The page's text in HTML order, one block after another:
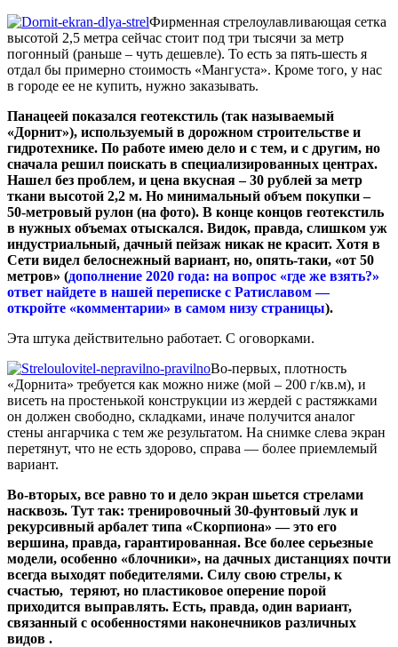
Фирменная стрелоулавливающая сетка
высотой 2,5 метра сейчас стоит под три тысячи за метр
погонный (раньше – чуть дешевле). То есть за пять-шесть я
отдал бы примерно стоимость «Мангуста». Кроме того, у нас
в городе ее не купить, нужно заказывать.
Панацеей показался геотекстиль (так называемый
«Дорнит»), используемый в дорожном строительстве и
гидротехнике. По работе имею дело и с тем, и с другим, но
сначала решил поискать в специализированных центрах.
Нашел без проблем, и цена вкусная – 30 рублей за метр
ткани высотой 2,2 м. Но минимальный объем покупки –
50-метровый рулон (на фото). В конце концов геотекстиль
в нужных объемах отыскался. Видок, правда, слишком уж
индустриальный, дачный пейзаж никак не красит. Хотя в
Сети видел белоснежный вариант, но, опять-таки, «от 50
метров» (дополнение 2020 года: на вопрос «где же взять?»
ответ найдете в нашей переписке с Ратиславом —
откройте «комментарии» в самом низу страницы).
Эта штука действительно работает. С оговорками.
Во-первых, плотность
«Дорнита» требуется как можно ниже (мой – 200 г/кв.м), и
висеть на простенькой конструкции из жердей с растяжками
он должен свободно, складками, иначе получится аналог
стены ангарчика с тем же результатом. На снимке слева экран
перетянут, что не есть здорово, справа — более приемлемый
вариант.
Во-вторых, все равно то и дело экран шьется стрелами
насквозь. Тут так: тренировочный 30-фунтовый лук и
рекурсивный арбалет типа «Скорпиона» — это его
вершина, правда, гарантированная. Все более серьезные
модели, особенно «блочники», на дачных дистанциях почти
всегда выходят победителями. Силу свою стрелы, к
счастью, теряют, но пластиковое оперение порой
приходится выправлять. Есть, правда, один вариант,
связанный с особенностями наконечников различных
видов .